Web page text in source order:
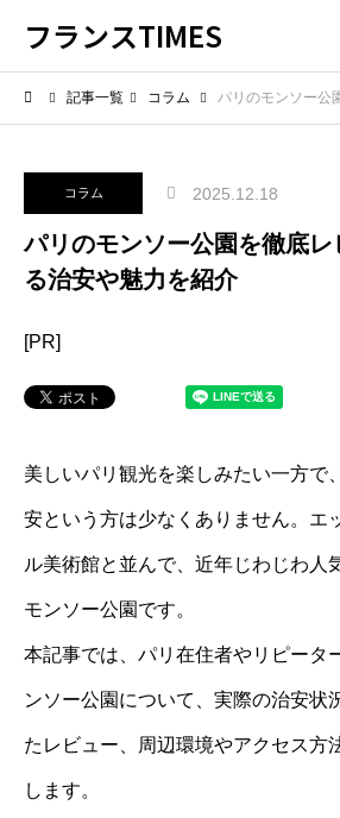
フランスTIMES
記事一覧 コラム パリのモンソー公園を徹底
コラム 2025.12.18
パリのモンソー公園を徹底
る治安や魅力を紹介
[PR]
美しいパリ観光を楽しみたい一方で
安という方は少なくありません。エ
ル美術館と並んで、近年じわじわ人
モンソー公園です。
本記事では、パリ在住者やリピータ
ンソー公園について、実際の治安状
たレビュー、周辺環境やアクセス方
します。